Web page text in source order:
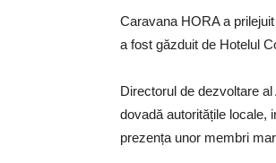
Caravana HORA a
a fost găzduit de Hotelul
Directorul de dezvoltare
dovadă autoritățile locale,
prezența unor membri